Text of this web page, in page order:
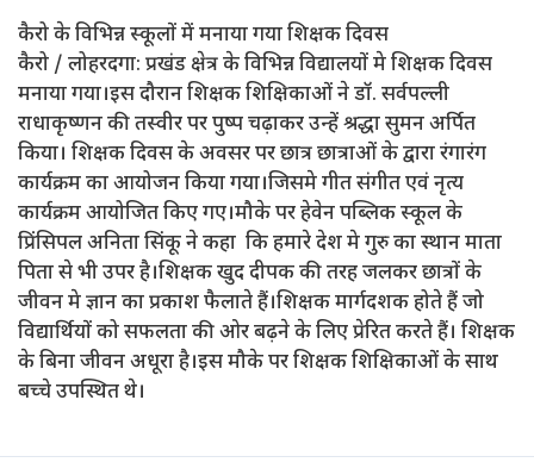
कैरो के विभिन्न स्कूलों में मनाया गया शिक्षक दिवस
कैरो / लोहरदगा: प्रखंड क्षेत्र के विभिन्न विद्यालयों मे शिक्षक दिवस
मनाया गया।इस दौरान शिक्षक शिक्षिकाओं ने डॉ. सर्वपल्ली
राधाकृष्णन की तस्वीर पर पुष्प चढ़ाकर उन्हें श्रद्धा सुमन अर्पित
किया। शिक्षक दिवस के अवसर पर छात्र छात्राओं के द्वारा रंगारंग
कार्यक्रम का आयोजन किया गया।जिसमे गीत संगीत एवं नृत्य
कार्यक्रम आयोजित किए गए।मौके पर हेवेन पब्लिक स्कूल के
प्रिंसिपल अनिता सिंकू ने कहा कि हमारे देश मे गुरु का स्थान माता
पिता से भी उपर है।शिक्षक खुद दीपक की तरह जलकर छात्रों के
जीवन मे ज्ञान का प्रकाश फैलाते हैं।शिक्षक मार्गदशक होते हैं जो
विद्यार्थियों को सफलता की ओर बढ़ने के लिए प्रेरित करते हैं। शिक्षक
के बिना जीवन अधूरा है।इस मौके पर शिक्षक शिक्षिकाओं के साथ
बच्चे उपस्थित थे।